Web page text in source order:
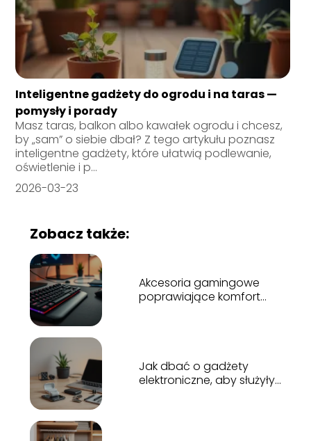
Inteligentne gadżety do ogrodu i na taras —
pomysły i porady
Masz taras, balkon albo kawałek ogrodu i chcesz,
by „sam” o siebie dbał? Z tego artykułu poznasz
inteligentne gadżety, które ułatwią podlewanie,
oświetlenie i p...
2026-03-23
Zobacz także:
Akcesoria gamingowe
poprawiające komfort
Jak dbać o gadżety
elektroniczne, aby służyły